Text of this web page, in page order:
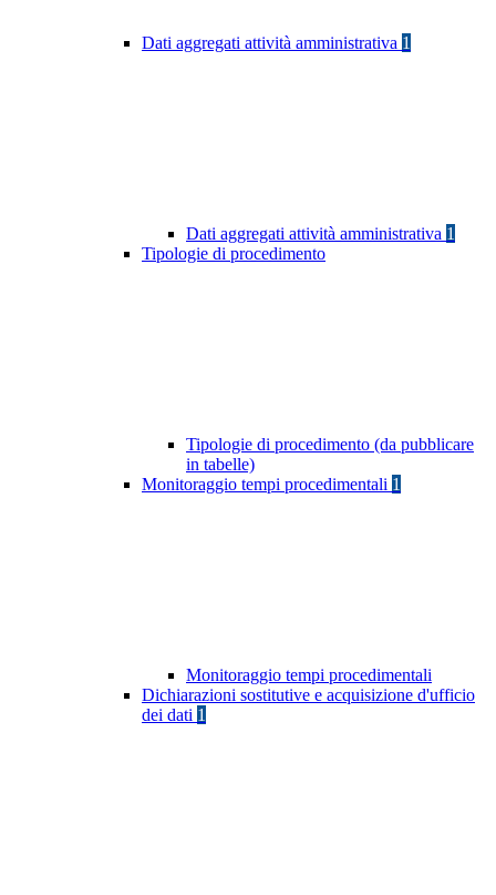
Dati aggregati attività amministrativa 1
Dati aggregati attività amministrativa 1
Tipologie di procedimento
Tipologie di procedimento (da pubblicare
in tabelle)
Monitoraggio tempi procedimentali 1
Monitoraggio tempi procedimentali
Dichiarazioni sostitutive e acquisizione d'ufficio
dei dati 1